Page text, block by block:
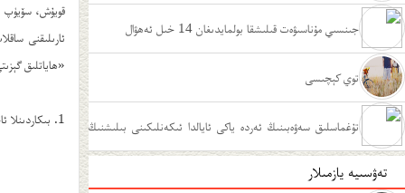
جىنسىي مۇناسىۋەت قىلىشقا بولمايدىغان 14 خىل ئەھۋال
توي كېچىسى
تۇغماسلىق سەۋەبىنىڭ ئەردە ياكى ئايالدا ئىكەنلىكىنى بىلىشنىڭ
ئۇسۇللىرى
تەۋسىيە يازمىلار
قويۇش، سۆيۈپ
«ھاياتلىق
1. بىكاردىنلا ئاچچىقلىنىدىغان، قالايمىقان نەرسە تاشلايدىغان ياكى ئۇششاق ھەرىكىتى كۆپ بولۇش بۇ بەلكىم ئ...